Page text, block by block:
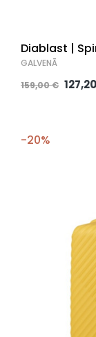
Diablast |
GALVENĀ
159,00 €
-20%